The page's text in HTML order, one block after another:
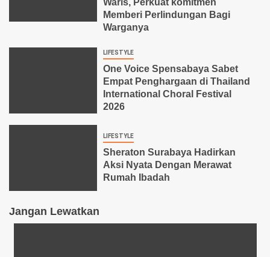
Memberi Perlindungan Bagi
Warganya
LIFESTYLE
One Voice Spensabaya Sabet
Empat Penghargaan di Thailand
International Choral Festival
2026
LIFESTYLE
Sheraton Surabaya Hadirkan
Aksi Nyata Dengan Merawat
Rumah Ibadah
Jangan Lewatkan